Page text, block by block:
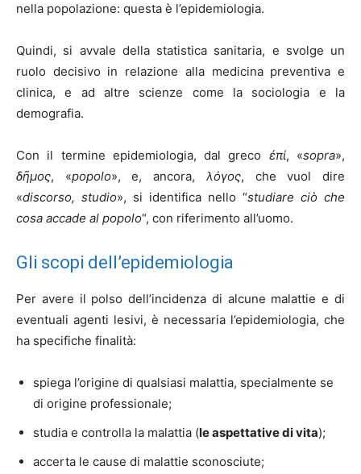
nella popolazione: questa è l’epidemiologia.
Quindi, si avvale della statistica sanitaria, e svolge un
ruolo decisivo in relazione alla medicina preventiva e
clinica, e ad altre scienze come la sociologia e la
demografia.
Con il termine epidemiologia, dal greco ἐπί, «sopra»,
δῆμος, «popolo», e, ancora, λόγος, che vuol dire
«discorso, studio», si identifica nello “studiare ciò che
cosa accade al popolo“, con riferimento all’uomo.
Gli scopi dell’epidemiologia
Per avere il polso dell’incidenza di alcune malattie e di
eventuali agenti lesivi, è necessaria l’epidemiologia, che
ha specifiche finalità:
spiega l’origine di qualsiasi malattia, specialmente se
di origine professionale;
studia e controlla la malattia (le aspettative di vita);
accerta le cause di malattie sconosciute;